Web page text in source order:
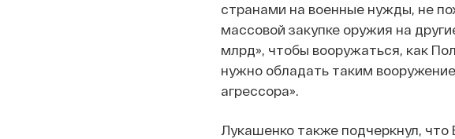
странами на военные нужды, не
массовой закупке оружия на
млрд», чтобы вооружаться, как
нужно обладать таким
агрессора».
Лукашенко также подчеркнул,